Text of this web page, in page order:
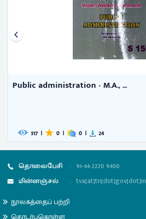
Public administration - M.A., ...
517 | 0 | 0 | 24
தொலைபேசி : 91-44-2220 9400
மின்னஞ்சல்
: tva[at]tn[dot]gov[dot]in
நூலகத்தைப் பற்றி